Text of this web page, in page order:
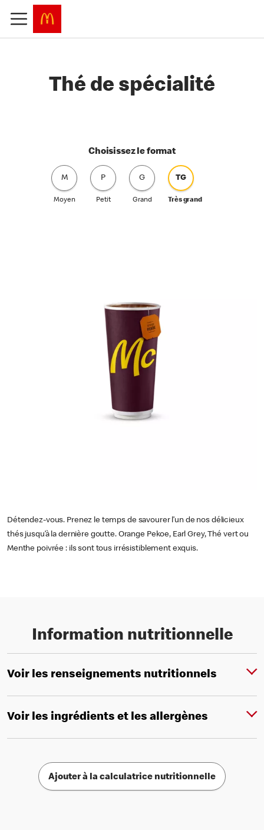
Thé de spécialité
Choisissez le format
M
Moyen
P
Petit
G
Grand
TG
Très grand
Détendez-vous. Prenez le temps de savourer l’un de nos délicieux
thés jusqu’à la dernière goutte. Orange Pekoe, Earl Grey, Thé vert ou
Menthe poivrée : ils sont tous irrésistiblement exquis.
Information nutritionnelle
Voir les renseignements nutritionnels
Voir les ingrédients et les allergènes
Ajouter à la calculatrice nutritionnelle